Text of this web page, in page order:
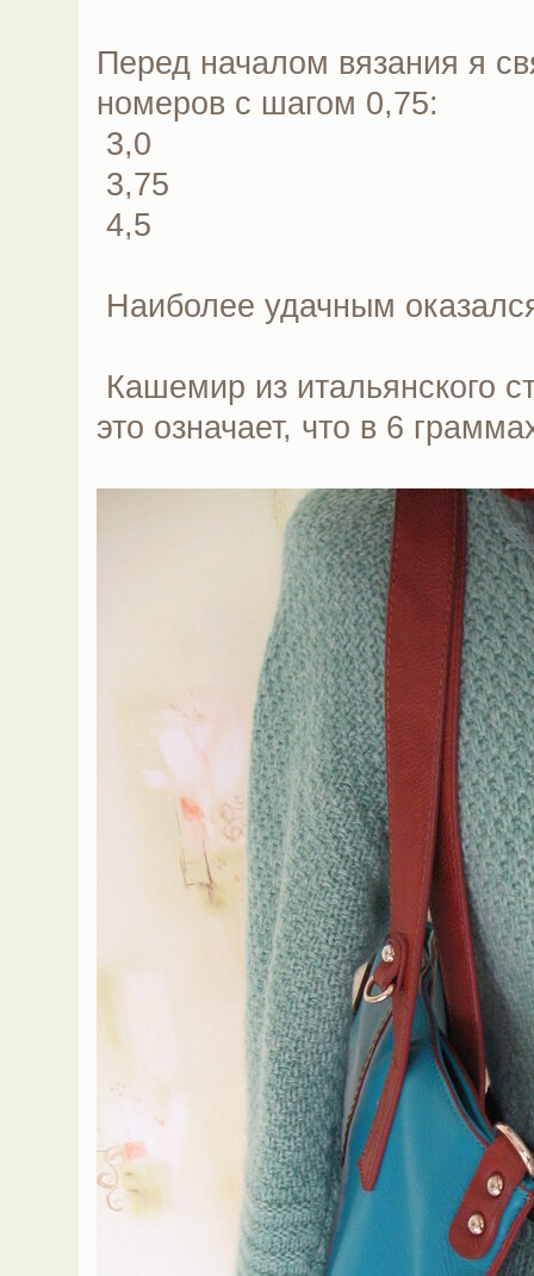
Перед началом вязания я
номеров с шагом 0,75:
3,0
3,75
4,5
Наиболее удачным
Кашемир из итальянского
это означает, что в 6